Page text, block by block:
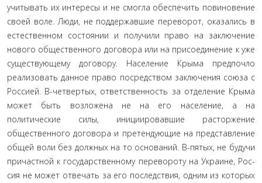
учитывать их интересы и не смогла обе­спечить повиновение
своей воле. Люди, не поддержавшие переворот, оказались в
естественном состоянии и получили право на заключение
нового общественного договора или на присоединение к уже
существующему договору. Население Крыма предпочло
реализовать данное право посредством заключения союза с
Россией. В-четвертых, ответственность за отделение Крыма
может быть возложена не на его населе­ние, а на
политические силы, инициировавшие расторжение
общественного договора и претендующие на представление
общей воли без должных на то оснований. В-пятых, не будучи
причастной к государственному перевороту на Украине, Рос­
сия не может отвечать за его последствия, одним из которых